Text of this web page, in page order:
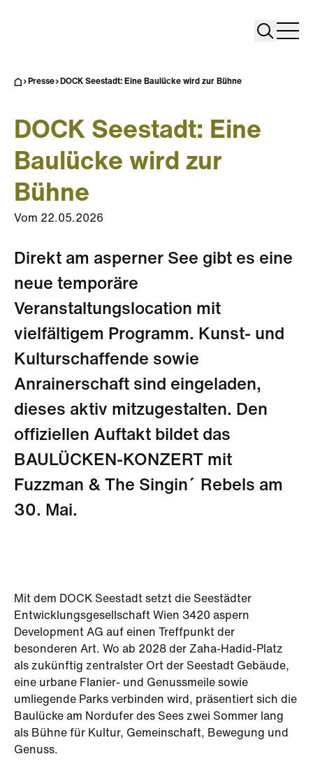
Search
Presse DOCK Seestadt: Eine Baulücke wird zur Bühne
DOCK Seestadt: Eine
Baulücke wird zur
Bühne
Vom 22.05.2026
Direkt am asperner See gibt es eine
neue temporäre
Veranstaltungslocation mit
vielfältigem Programm. Kunst- und
Kulturschaffende sowie
Anrainerschaft sind eingeladen,
dieses aktiv mitzugestalten. Den
offiziellen Auftakt bildet das
BAULÜCKEN-KONZERT mit
Fuzzman & The Singin´ Rebels am
30. Mai.
Mit dem DOCK Seestadt setzt die Seestädter
Entwicklungsgesellschaft Wien 3420 aspern
Development AG auf einen Treffpunkt der
besonderen Art. Wo ab 2028 der Zaha-Hadid-Platz
als zukünftig zentralster Ort der Seestadt Gebäude,
eine urbane Flanier- und Genussmeile sowie
umliegende Parks verbinden wird, präsentiert sich die
Baulücke am Nordufer des Sees zwei Sommer lang
als Bühne für Kultur, Gemeinschaft, Bewegung und
Genuss.